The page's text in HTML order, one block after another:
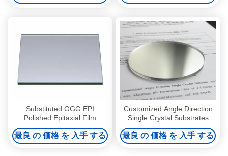
Substituted GGG EPI
Polished Epitaxial Film
Substrates for Advanced
Thin Film Applications
最良 の 価格 を 入手 する
Customized Angle Direction
Single Crystal Substrates
with Maximum Size of 4 Inch
Diameter and Test Report
Provided
最良 の 価格 を 入手 する